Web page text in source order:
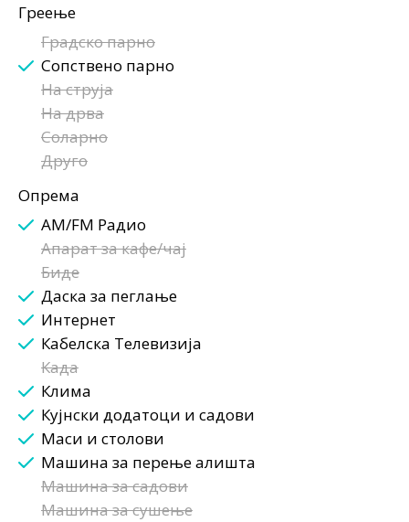
Греење
Градско парно
Сопствено парно
На струја
На дрва
Соларно
Друго
Опрема
AM/FM Радио
Апарат за кафе/чај
Биде
Даска за пеглање
Интернет
Кабелска Телевизија
Када
Клима
Кујнски додатоци и садови
Маси и столови
Машина за перење алишта
Машина за садови
Машина за сушење